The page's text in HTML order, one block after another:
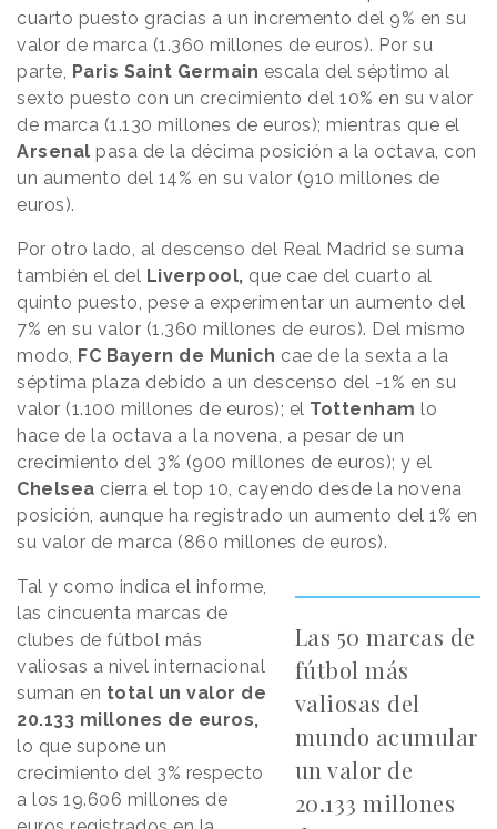
cuarto puesto gracias a un incremento del 9% en su
valor de marca (1.360 millones de euros). Por su
parte, Paris Saint Germain escala del séptimo al
sexto puesto con un crecimiento del 10% en su valor
de marca (1.130 millones de euros); mientras que el
Arsenal pasa de la décima posición a la octava, con
un aumento del 14% en su valor (910 millones de
euros).
Por otro lado, al descenso del Real Madrid se suma
también el del Liverpool, que cae del cuarto al
quinto puesto, pese a experimentar un aumento del
7% en su valor (1.360 millones de euros). Del mismo
modo, FC Bayern de Munich cae de la sexta a la
séptima plaza debido a un descenso del -1% en su
valor (1.100 millones de euros); el Tottenham lo
hace de la octava a la novena, a pesar de un
crecimiento del 3% (900 millones de euros); y el
Chelsea cierra el top 10, cayendo desde la novena
posición, aunque ha registrado un aumento del 1% en
su valor de marca (860 millones de euros).
Las 50 marcas de
fútbol más
valiosas del
mundo acumular
un valor de
20.133 millones
Tal y como indica el informe,
las cincuenta marcas de
clubes de fútbol más
valiosas a nivel internacional
suman en total un valor de
20.133 millones de euros,
lo que supone un
crecimiento del 3% respecto
a los 19.606 millones de